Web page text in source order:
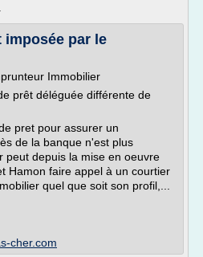
imposée par le
Immobilier
prêt déléguée différente de
pret pour assurer un
de la banque n'est plus
peut depuis la mise en oeuvre
Hamon faire appel à un courtier
quel que soit son profil,...
cher.com